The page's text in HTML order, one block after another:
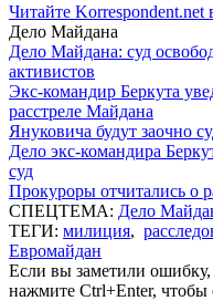
Читайте Korrespondent.net
Дело Майдана
Дело Майдана: суд
активистов
Экс-командир Беркута
расстреле Майдана
Януковича будут заочно
Дело экс-командира
суд
Прокуроры отчитались о
СПЕЦТЕМА: Дело
ТЕГИ: милиция,
Евромайдан
Если вы заметили
нажмите Ctrl+Enter, чтобы